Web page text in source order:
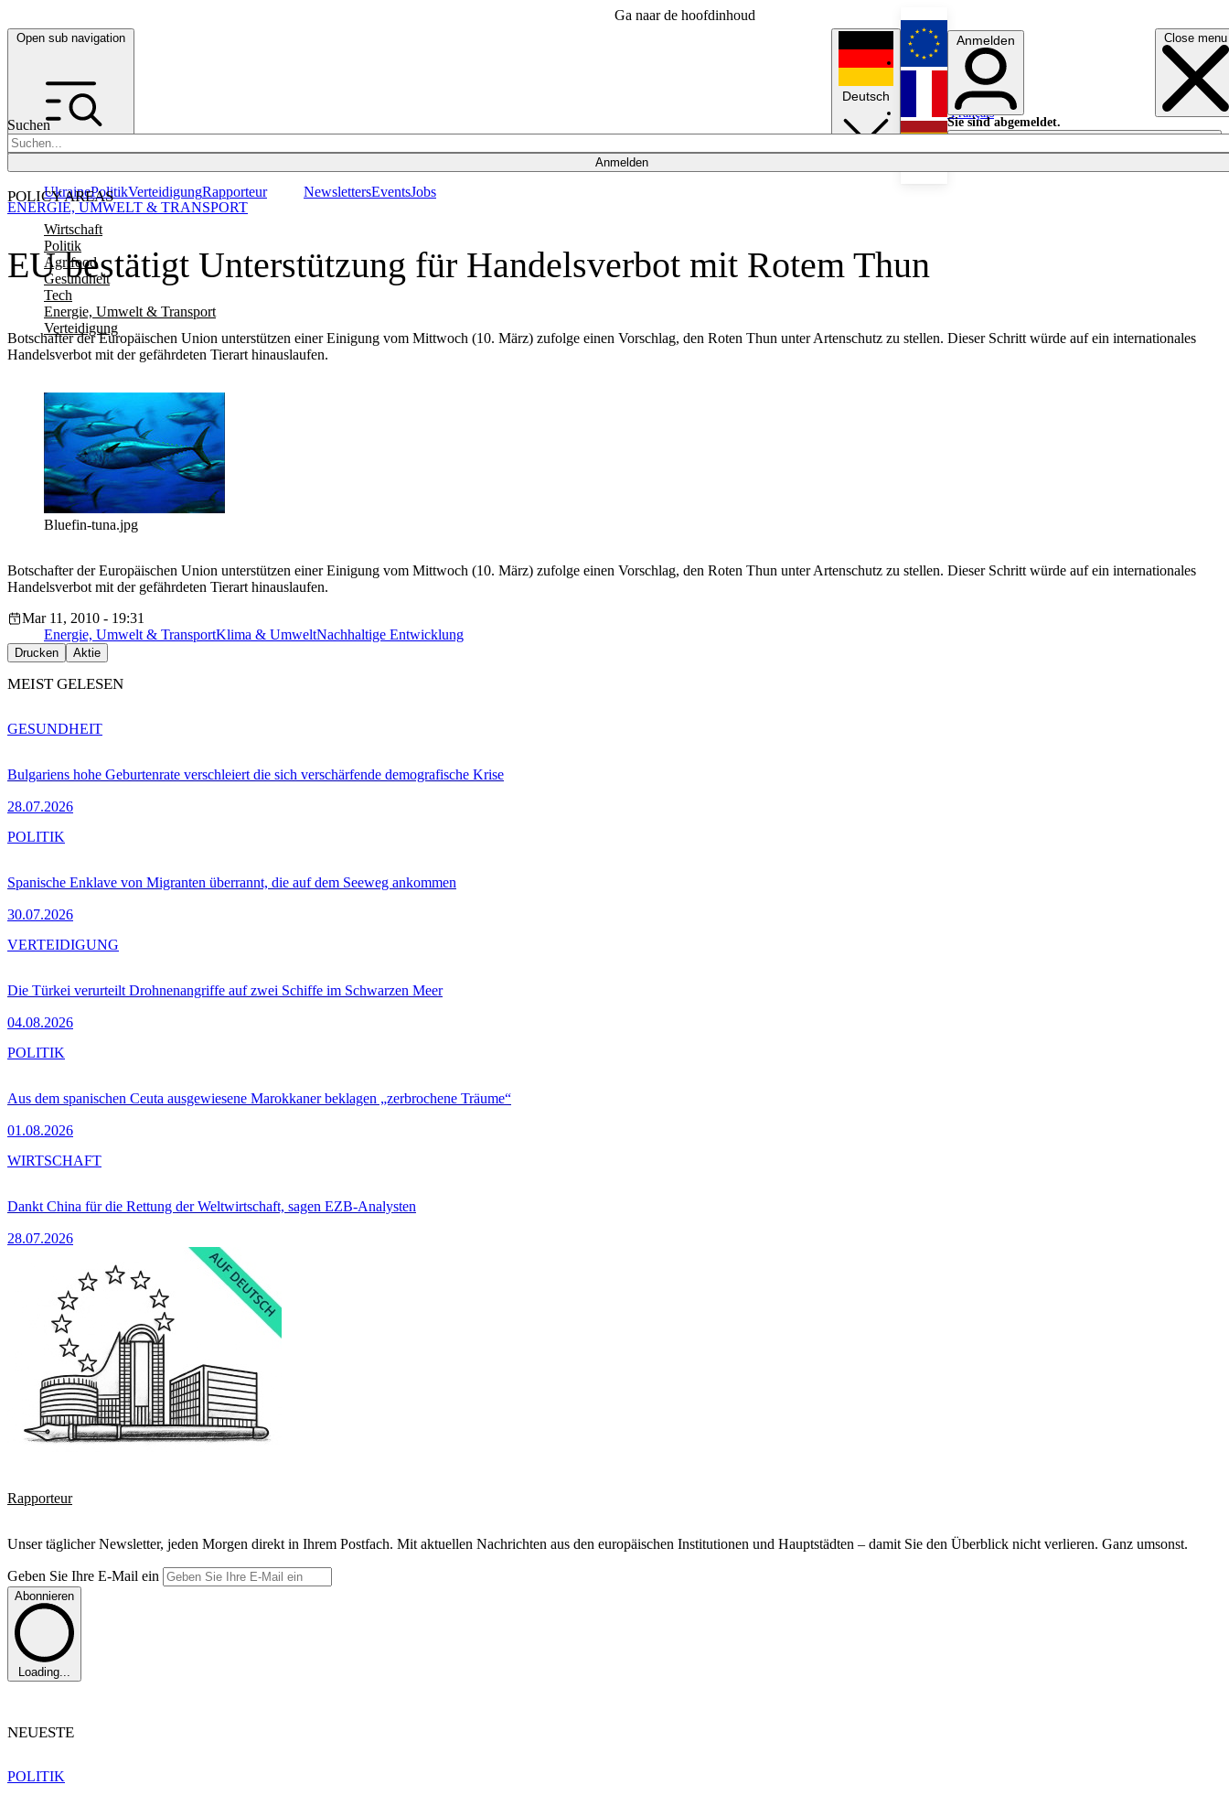
Ga naar de hoofdinhoud
Open sub navigation Close menu
Suchen
Anmelden
POLICY AREAS
Wirtschaft
Politik
Agrifood
Gesundheit
Tech
Energie, Umwelt & Transport
Verteidigung
UkrainePolitikVerteidigungRapporteur NewslettersEventsJobs
Deutsch
English
Français
Anmelden
Sie sind abgemeldet.
Anmelden
Licht aus
EU bestätigt Unterstützung für Handelsverbot mit Rotem Thun
Botschafter der Europäischen Union unterstützen einer Einigung vom Mittwoch (10. März) zufolge einen Vorschlag, den Roten Thun unter Artenschutz zu stellen. Dieser Schritt würde auf ein internationales
Handelsverbot mit der gefährdeten Tierart hinauslaufen.
ENERGIE, UMWELT & TRANSPORT
Bluefin-tuna.jpg
Botschafter der Europäischen Union unterstützen einer Einigung vom Mittwoch (10. März) zufolge einen Vorschlag, den Roten Thun unter Artenschutz zu stellen. Dieser Schritt würde auf ein internationales
Handelsverbot mit der gefährdeten Tierart hinauslaufen.
Mar 11, 2010 - 19:31
Energie, Umwelt & TransportKlima & UmweltNachhaltige Entwicklung
Drucken Aktie
MEIST GELESEN
Bulgariens hohe Geburtenrate verschleiert die sich verschärfende demografische Krise
28.07.2026
GESUNDHEIT
Spanische Enklave von Migranten überrannt, die auf dem Seeweg ankommen
30.07.2026
POLITIK
Die Türkei verurteilt Drohnenangriffe auf zwei Schiffe im Schwarzen Meer
04.08.2026
VERTEIDIGUNG
Aus dem spanischen Ceuta ausgewiesene Marokkaner beklagen „zerbrochene Träume“
01.08.2026
POLITIK
Dankt China für die Rettung der Weltwirtschaft, sagen EZB-Analysten
28.07.2026
WIRTSCHAFT
Rapporteur
Unser täglicher Newsletter, jeden Morgen direkt in Ihrem Postfach. Mit aktuellen Nachrichten aus den europäischen Institutionen und Hauptstädten – damit Sie den Überblick nicht verlieren. Ganz umsonst.
Geben Sie Ihre E-Mail ein
Abonnieren
Loading...
NEUESTE
POLITIK